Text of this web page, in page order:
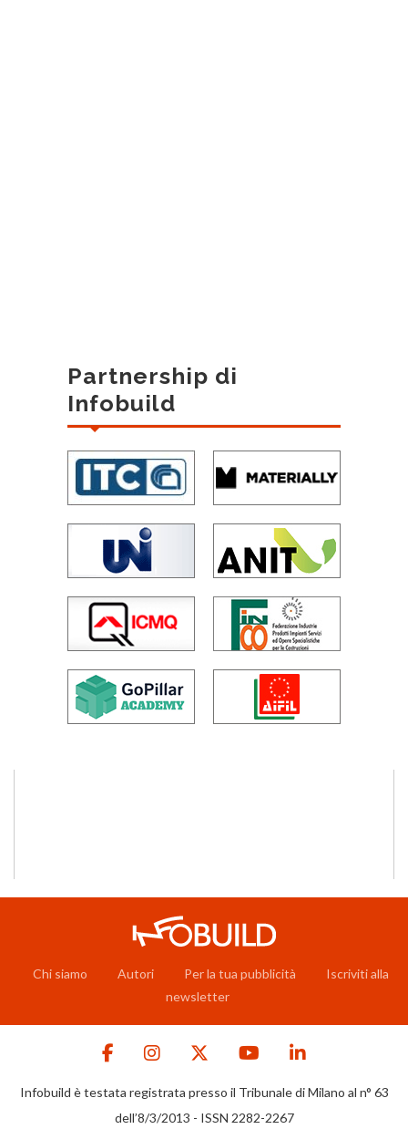
Partnership di
Infobuild
Chi siamo Autori Per la tua pubblicità
Iscriviti alla
newsletter
Infobuild è testata registrata presso il Tribunale di Milano al n° 63
dell’8/3/2013 - ISSN 2282-2267